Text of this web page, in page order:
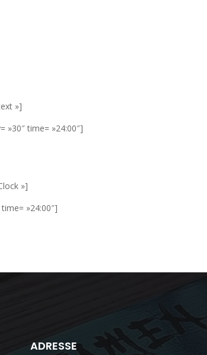
»]
»30″ time= »24:00″]
»]
»24:00″]
ADRESSE